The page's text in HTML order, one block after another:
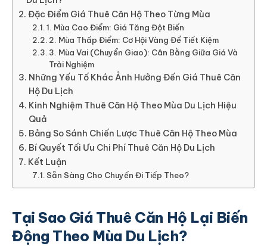
Đặc Điểm Giá Thuê Căn Hộ Theo Từng Mùa
1. Mùa Cao Điểm: Giá Tăng Đột Biến
2. Mùa Thấp Điểm: Cơ Hội Vàng Để Tiết Kiệm
3. Mùa Vai (Chuyển Giao): Cân Bằng Giữa Giá Và
Trải Nghiệm
Những Yếu Tố Khác Ảnh Hưởng Đến Giá Thuê Căn
Hộ Du Lịch
Kinh Nghiệm Thuê Căn Hộ Theo Mùa Du Lịch Hiệu
Quả
Bảng So Sánh Chiến Lược Thuê Căn Hộ Theo Mùa
Bí Quyết Tối Ưu Chi Phí Thuê Căn Hộ Du Lịch
Kết Luận
Sẵn Sàng Cho Chuyến Đi Tiếp Theo?
Tại Sao Giá Thuê Căn Hộ Lại Biến
Động Theo Mùa Du Lịch?